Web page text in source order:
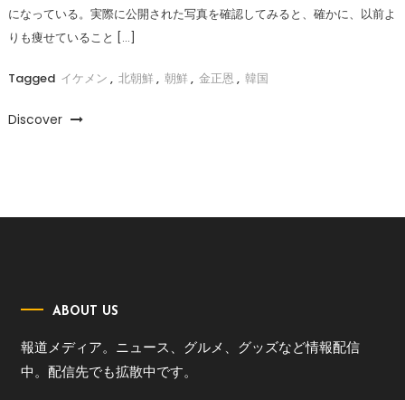
になっている。実際に公開された写真を確認してみると、確かに、以前よ
りも痩せていること […]
Tagged イケメン , 北朝鮮 , 朝鮮 , 金正恩, 韓国
Discover
ABOUT US
報道メディア。ニュース、グルメ、グッズなど情報配信
中。配信先でも拡散中です。